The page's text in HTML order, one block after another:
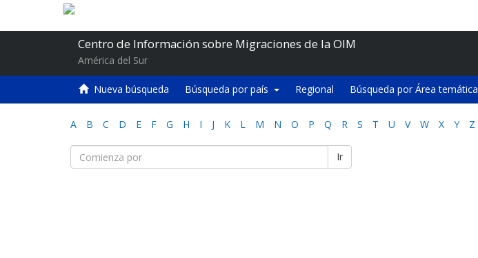
Centro de Información sobre Migraciones de la OIM
América del Sur
Nueva búsqueda Búsqueda por país Regional Búsqueda por Área temática
A B C D E F G H I J K L M N O P Q R S T U V W X Y Z
Ir